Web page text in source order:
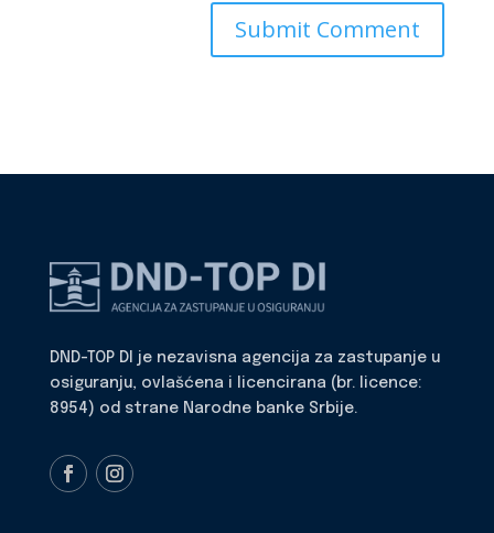
DND-TOP DI je nezavisna agencija za zastupanje u
osiguranju, ovlašćena i licencirana (br. licence:
8954) od strane Narodne banke Srbije.